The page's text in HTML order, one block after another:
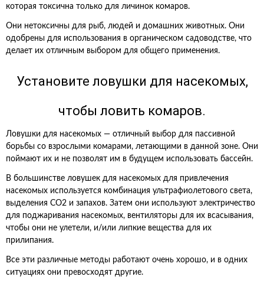
которая токсична только для личинок комаров.
Они нетоксичны для рыб, людей и домашних животных. Они
одобрены для использования в органическом садоводстве, что
делает их отличным выбором для общего применения.
Установите ловушки для насекомых,
чтобы ловить комаров.
Ловушки для насекомых — отличный выбор для пассивной
борьбы со взрослыми комарами, летающими в данной зоне. Они
поймают их и не позволят им в будущем использовать бассейн.
В большинстве ловушек для насекомых для привлечения
насекомых используется комбинация ультрафиолетового света,
выделения CO2 и запахов. Затем они используют электричество
для поджаривания насекомых, вентиляторы для их всасывания,
чтобы они не улетели, и/или липкие вещества для их
прилипания.
Все эти различные методы работают очень хорошо, и в одних
ситуациях они превосходят другие.